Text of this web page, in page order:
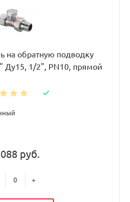
на обратную подводку
Ду15, 1/2", PN10, прямой
руб.
+